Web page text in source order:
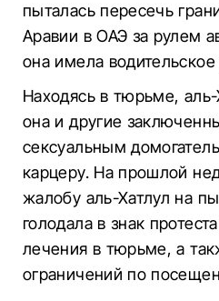
пыталась пересечь
Аравии в ОАЭ за рулем
она имела
Находясь в тюрьме, аль-
она и другие
сексуальным
карцеру. На прошлой
жалобу аль-Хатлул на
голодала в знак
лечения в тюрьме, а
ограничений по